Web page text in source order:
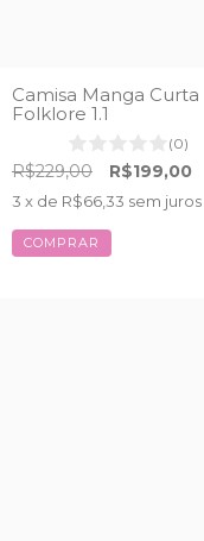
Camisa Manga Curta
Folklore 1.1
(0)
R$229,00 R$199,00
3 x de R$66,33 sem juros
COMPRAR